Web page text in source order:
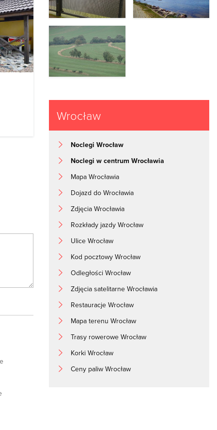
Wrocław
Noclegi Wrocław
Noclegi w centrum Wrocławia
Mapa Wrocławia
Dojazd do Wrocławia
Zdjęcia Wrocławia
Rozkłady jazdy Wrocław
Ulice Wrocław
Kod pocztowy Wrocław
Odległości Wrocław
Zdjęcia satelitarne Wrocławia
Restauracje Wrocław
Mapa terenu Wrocław
Trasy rowerowe Wrocław
Korki Wrocław
Ceny paliw Wrocław